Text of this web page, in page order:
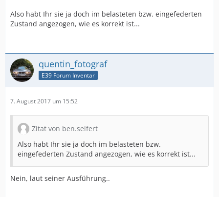
Also habt Ihr sie ja doch im belasteten bzw. eingefederten
Zustand angezogen, wie es korrekt ist...
quentin_fotograf
E39 Forum Inventar
7. August 2017 um 15:52
Zitat von ben.seifert
Also habt Ihr sie ja doch im belasteten bzw.
eingefederten Zustand angezogen, wie es korrekt ist...
Nein, laut seiner Ausführung..